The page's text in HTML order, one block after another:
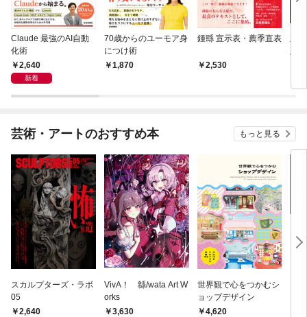
Claude 最強のAI自動
化術
2,640
新着
70歳からのユーモア身
につけ術
1,870
鍾繇 宣示表・薦季直表
2,530
新
芸術・アートのおすすめ本 もっと見る
スカルプターズ・ラボ
05
2,640
VivA！ 緜/wata Art W
orks
3,630
世界観で心をつかむシ
ョップデザイン
4,620